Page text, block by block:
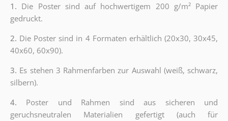
1. Die Poster sind auf hochwertigem 200 g/m² Papier
gedruckt.
2. Die Poster sind in 4 Formaten erhältlich (20x30, 30x45,
40x60, 60x90).
3. Es stehen 3 Rahmenfarben zur Auswahl (weiß, schwarz,
silbern).
4. Poster und Rahmen sind aus sicheren und
geruchsneutralen Materialien gefertigt (auch für